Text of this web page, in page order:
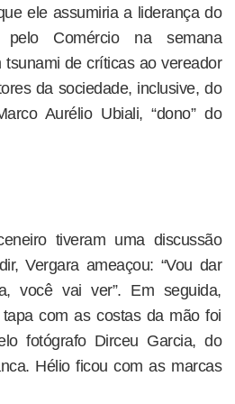
ele assumiria a liderança do
pelo Comércio na semana
de críticas ao vereador
da sociedade, inclusive, do
Aurélio Ubiali, “dono” do
tiveram uma discussão
Vergara ameaçou: “Vou dar
você vai ver”. Em seguida,
com as costas da mão foi
fotógrafo Dirceu Garcia, do
Hélio ficou com as marcas